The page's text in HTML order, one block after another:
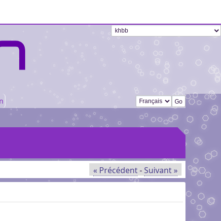
Changer de langue
« Précédent-Suivant »